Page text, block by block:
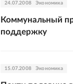
24.07.2008 Экономика
Коммунальный
поддержку
15.07.2008 Экономика